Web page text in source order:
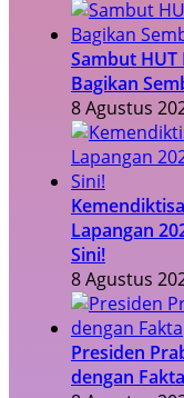
Sambut HUT
Bagikan
8 Agustus
Lapangan
Sini!
8 Agustus
Presiden
dengan Fakta